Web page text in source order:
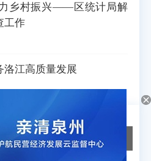
乡村振兴——区统计局解
工作
洛江高质量发展
政府网站工作年度报
表